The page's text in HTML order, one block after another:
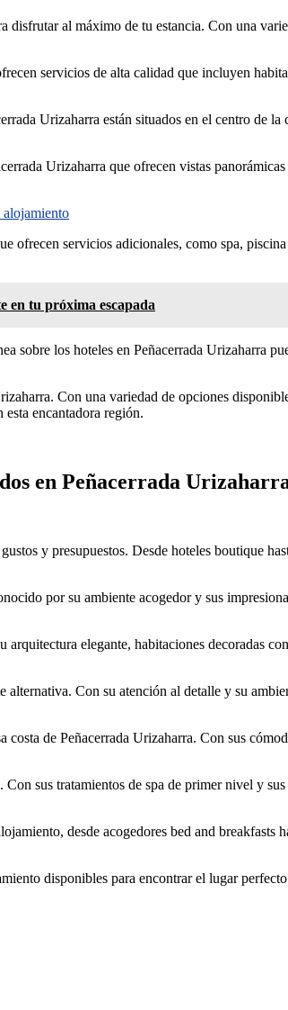
al máximo de tu estancia. Con una
servicios de alta calidad que incluyen
Urizaharra están situados en el centro de
Urizaharra que ofrecen vistas
alojamiento
ofrecen servicios adicionales, como spa,
en tu próxima escapada
sobre los hoteles en Peñacerrada Urizaharra
Con una variedad de opciones
encantadora región.
en Peñacerrada
y presupuestos. Desde hoteles boutique
por su ambiente acogedor y sus
elegante, habitaciones decoradas
Con su atención al detalle y su
de Peñacerrada Urizaharra. Con sus
sus tratamientos de spa de primer nivel y
desde acogedores bed and breakfasts
disponibles para encontrar el lugar